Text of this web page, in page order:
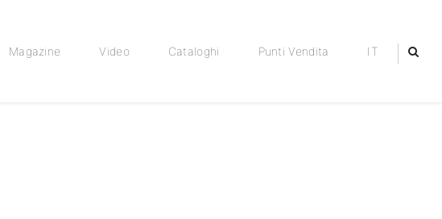
Magazine Video Cataloghi Punti Vendita IT